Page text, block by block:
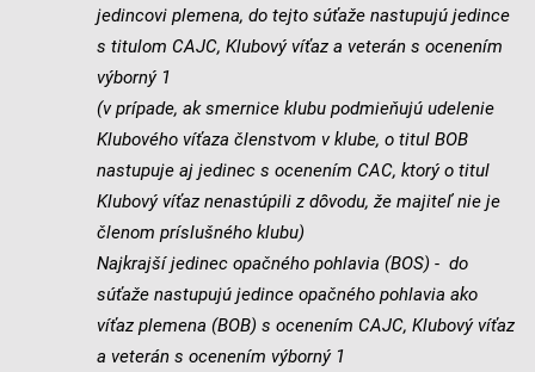
jedincovi plemena, do tejto súťaže nastupujú jedince
s titulom CAJC, Klubový víťaz a veterán s ocenením
výborný 1
(v prípade, ak smernice klubu podmieňujú udelenie
Klubového víťaza členstvom v klube, o titul BOB
nastupuje aj jedinec s ocenením CAC, ktorý o titul
Klubový víťaz nenastúpili z dôvodu, že majiteľ nie je
členom príslušného klubu)
Najkrajší jedinec opačného pohlavia (BOS) - do
súťaže nastupujú jedince opačného pohlavia ako
víťaz plemena (BOB) s ocenením CAJC, Klubový víťaz
a veterán s ocenením výborný 1